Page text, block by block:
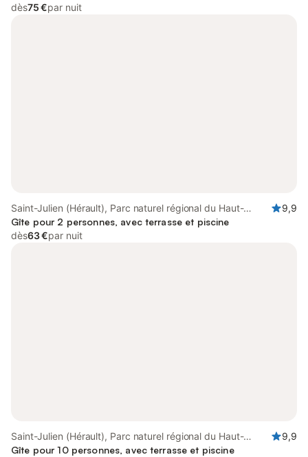
dès75 €par nuit
Saint-Julien (Hérault), Parc naturel régional du Haut-
Languedoc
9,9
Gîte pour 2 personnes, avec terrasse et piscine
dès63 €par nuit
Saint-Julien (Hérault), Parc naturel régional du Haut-
Languedoc
9,9
Gîte pour 10 personnes, avec terrasse et piscine